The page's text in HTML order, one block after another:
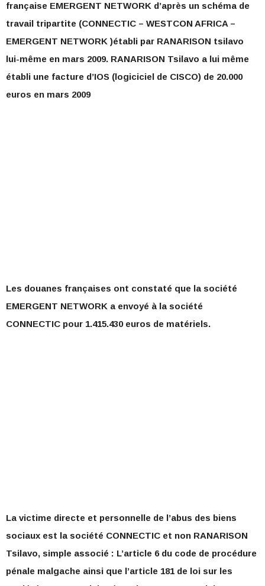
française EMERGENT NETWORK d’après un schéma de
travail tripartite (CONNECTIC – WESTCON AFRICA –
EMERGENT NETWORK )établi par RANARISON tsilavo
lui-même en mars 2009. RANARISON Tsilavo a lui même
établi une facture d’IOS (logiciciel de CISCO) de 20.000
euros en mars 2009
Les douanes françaises ont constaté que la société
EMERGENT NETWORK a envoyé à la société
CONNECTIC pour 1.415.430 euros de matériels.
La victime directe et personnelle de l’abus des biens
sociaux est la société CONNECTIC et non RANARISON
Tsilavo, simple associé : L’article 6 du code de procédure
pénale malgache ainsi que l’article 181 de loi sur les